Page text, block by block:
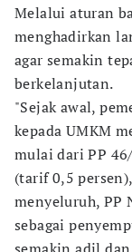
Melalui aturan
menghadirkan
agar semakin
berkelanjutan.
"Sejak awal,
kepada UMKM
mulai dari PP
(tarif 0,5
menyeluruh, PP
sebagai